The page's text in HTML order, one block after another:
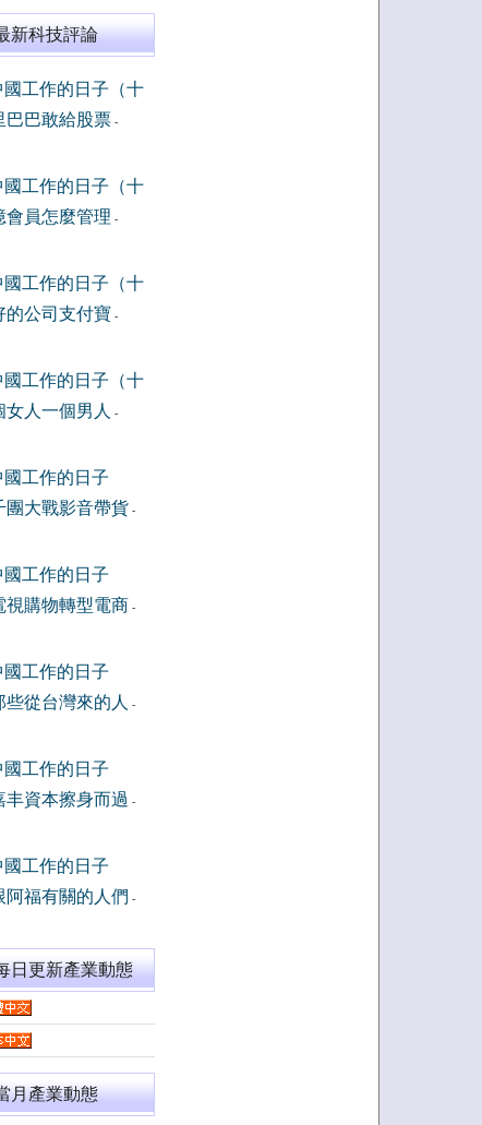
新科技評論
國工作的日子（十
巴巴敢給股票-
國工作的日子（十
會員怎麼管理 -
國工作的日子（十
的公司支付寶 -
國工作的日子（十
女人一個男人
-
國工作的日子
團大戰影音帶貨 -
國工作的日子
視購物轉型電商 -
國工作的日子
些從台灣來的人
-
國工作的日子
丰資本擦身而過 -
國工作的日子
阿福有關的人們 -
日更新產業動態
月產業動態